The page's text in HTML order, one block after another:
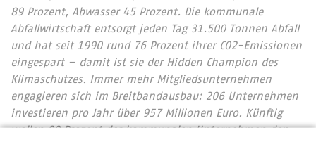
89 Prozent, Abwasser 45 Prozent. Die kommunale
Abfallwirtschaft entsorgt jeden Tag 31.500 Tonnen Abfall
und hat seit 1990 rund 76 Prozent ihrer CO2-Emissionen
eingespart – damit ist sie der Hidden Champion des
Klimaschutzes. Immer mehr Mitgliedsunternehmen
engagieren sich im Breitbandausbau: 206 Unternehmen
investieren pro Jahr über 957 Millionen Euro. Künftig
wollen 80 Prozent der kommunalen Unternehmen den